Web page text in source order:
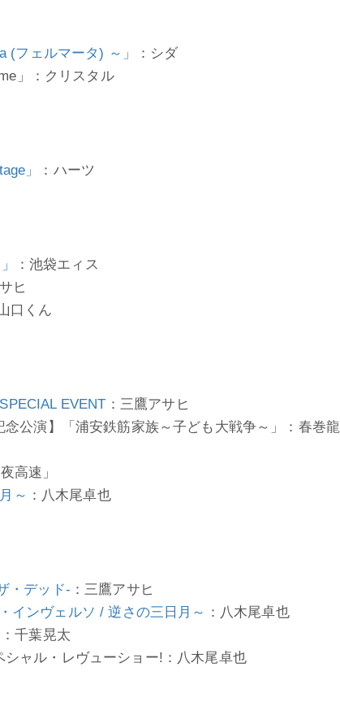
(フェルマータ) ～」
：シダ
」：クリスタル
」 ：ハーツ
：池袋エィス
ヒ
口くん
EVENT ：三鷹アサヒ
公演】「浦安鉄筋家族～子ども大戦争～」：春巻龍
高速」
～ ：八木尾卓也
・デッド- ：三鷹アサヒ
インヴェルソ / 逆さの三日月～ ：八木尾卓也
千葉晃太
ャル・レヴューショー!：八木尾卓也